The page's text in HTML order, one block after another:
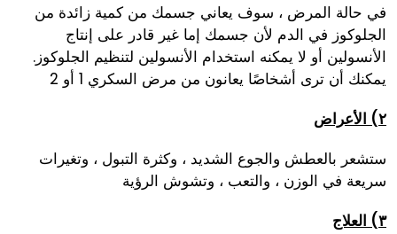
في حالة المرض ، سوف يعاني جسمك من كمية زائدة من
الجلوكوز في الدم لأن جسمك إما غير قادر على إنتاج
الأنسولين أو لا يمكنه استخدام الأنسولين لتنظيم الجلوكوز.
يمكنك أن ترى أشخاصًا يعانون من مرض السكري 1 أو 2
٢) الأعراض
ستشعر بالعطش والجوع الشديد ، وكثرة التبول ، وتغيرات
سريعة في الوزن ، والتعب ، وتشوش الرؤية
٣) العلاج